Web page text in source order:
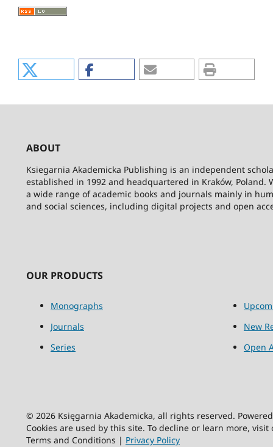
ABOUT
Ksiegarnia Akademicka Publishing is an independent
established in 1992 and headquartered in Kraków, Poland.
a wide range of academic books and journals mainly in
and social sciences, including digital projects and open
OUR PRODUCTS
Monographs
Journals
Series
New
Open
© 2026 Księgarnia Akademicka, all rights reserved.
Cookies are used by this site. To decline or learn more,
Terms and Conditions | Privacy Policy